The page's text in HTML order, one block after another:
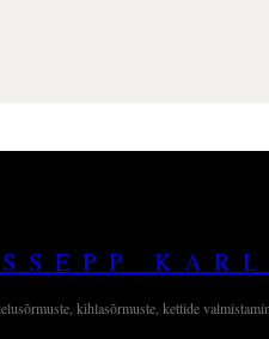
kihlasõrmuste, kettide